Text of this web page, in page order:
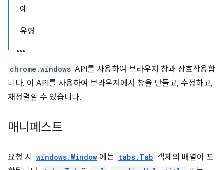
예
유형
chrome.windows API를 사용하여 브라우저 창과 상호작용합
니다. 이 API를 사용하여 브라우저에서 창을 만들고, 수정하고,
재정렬할 수 있습니다.
매니페스트
요청 시 windows.Window 에는 tabs.Tab 객체의 배열이 포